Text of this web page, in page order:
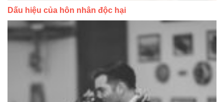
Dấu hiệu của hôn nhân độc hại